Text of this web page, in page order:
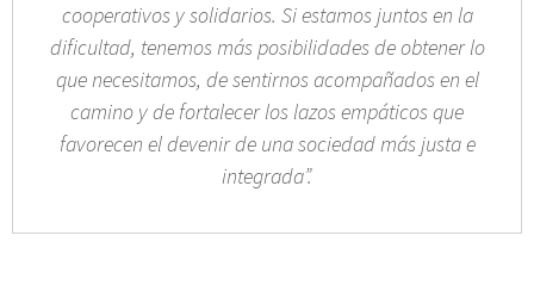
cooperativos y solidarios. Si estamos juntos en la
dificultad, tenemos más posibilidades de obtener lo
que necesitamos, de sentirnos acompañados en el
camino y de fortalecer los lazos empáticos que
favorecen el devenir de una sociedad más justa e
integrada”.